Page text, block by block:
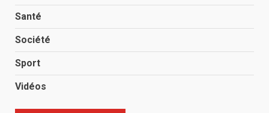
Santé
Société
Sport
Vidéos